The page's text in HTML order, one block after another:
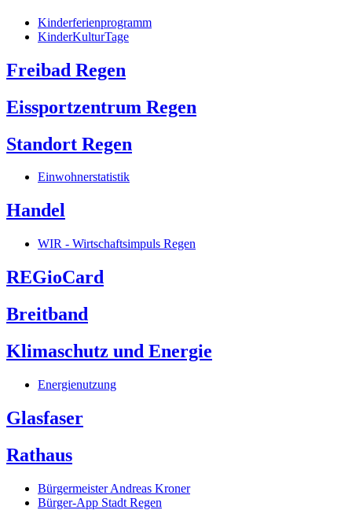
Kinderferienprogramm
KinderKulturTage
Freibad Regen
Eissportzentrum Regen
Standort Regen
Einwohnerstatistik
Handel
WIR - Wirtschaftsimpuls Regen
REGioCard
Breitband
Klimaschutz und Energie
Energienutzung
Glasfaser
Rathaus
Bürgermeister Andreas Kroner
Bürger-App Stadt Regen